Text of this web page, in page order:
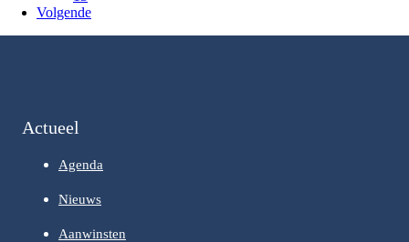
Volgende
Actueel
Agenda
Nieuws
Aanwinsten